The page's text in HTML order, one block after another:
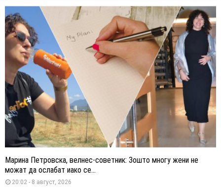
Марина Петровска, велнес-советник: Зошто многу жени не
можат да ослабат иако се...
20:02 - 8 август, 2026